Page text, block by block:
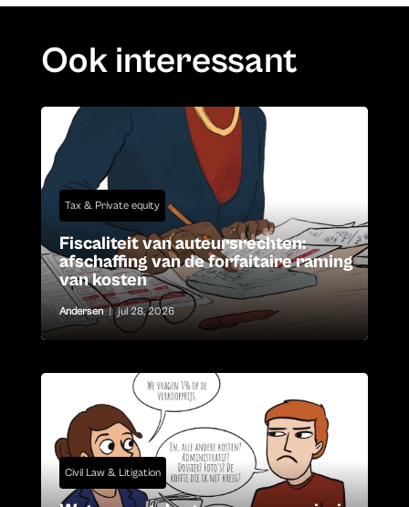
Ook interessant
Tax & Private equity
Fiscaliteit van auteursrechten:
afschaffing van de forfaitaire raming
van kosten
Andersen | jul 28, 2026
Civil Law & Litigation